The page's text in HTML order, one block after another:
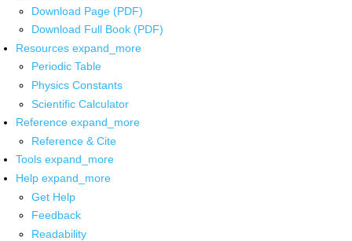
Download Page (PDF)
Download Full Book (PDF)
Resources expand_more
Periodic Table
Physics Constants
Scientific Calculator
Reference expand_more
Reference & Cite
Tools expand_more
Help expand_more
Get Help
Feedback
Readability